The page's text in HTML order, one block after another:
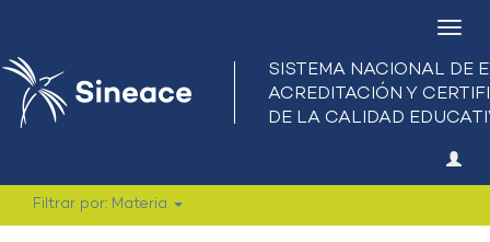
Filtrar por: Materia